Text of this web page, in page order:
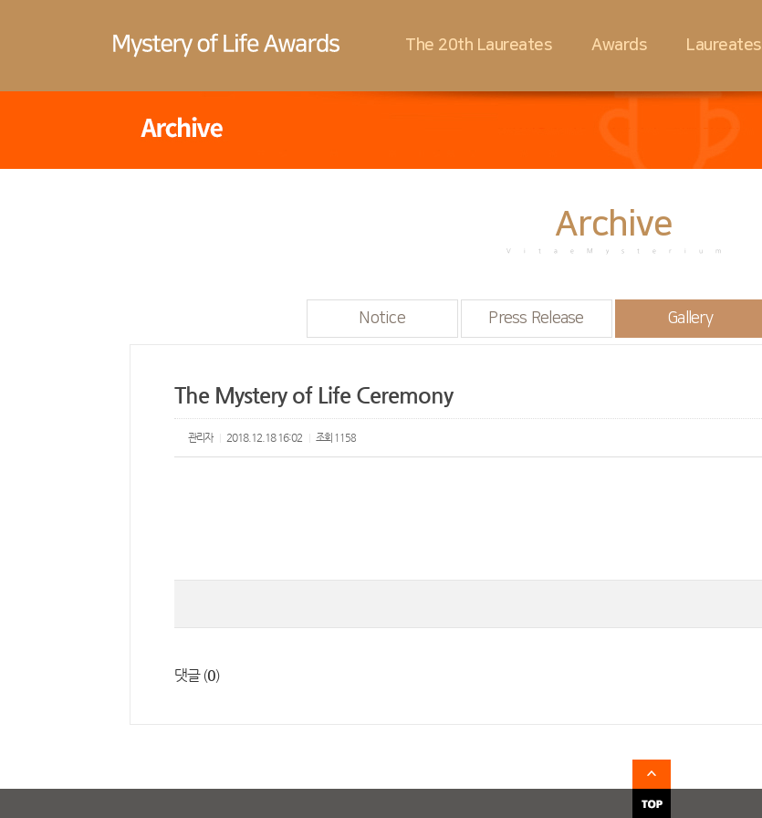
The 20th Laureates Awards Laureates
Archive
VitaeMysterium
Notice Press Release Gallery
The Mystery of Life Ceremony
관리자 2018.12.18 16:02 조회 1158
댓글 (0)